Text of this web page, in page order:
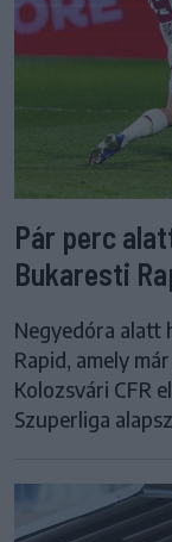
Pár perc
Bukaresti
Negyedóra alatt
Rapid, amely
Kolozsvári CFR
Szuperliga